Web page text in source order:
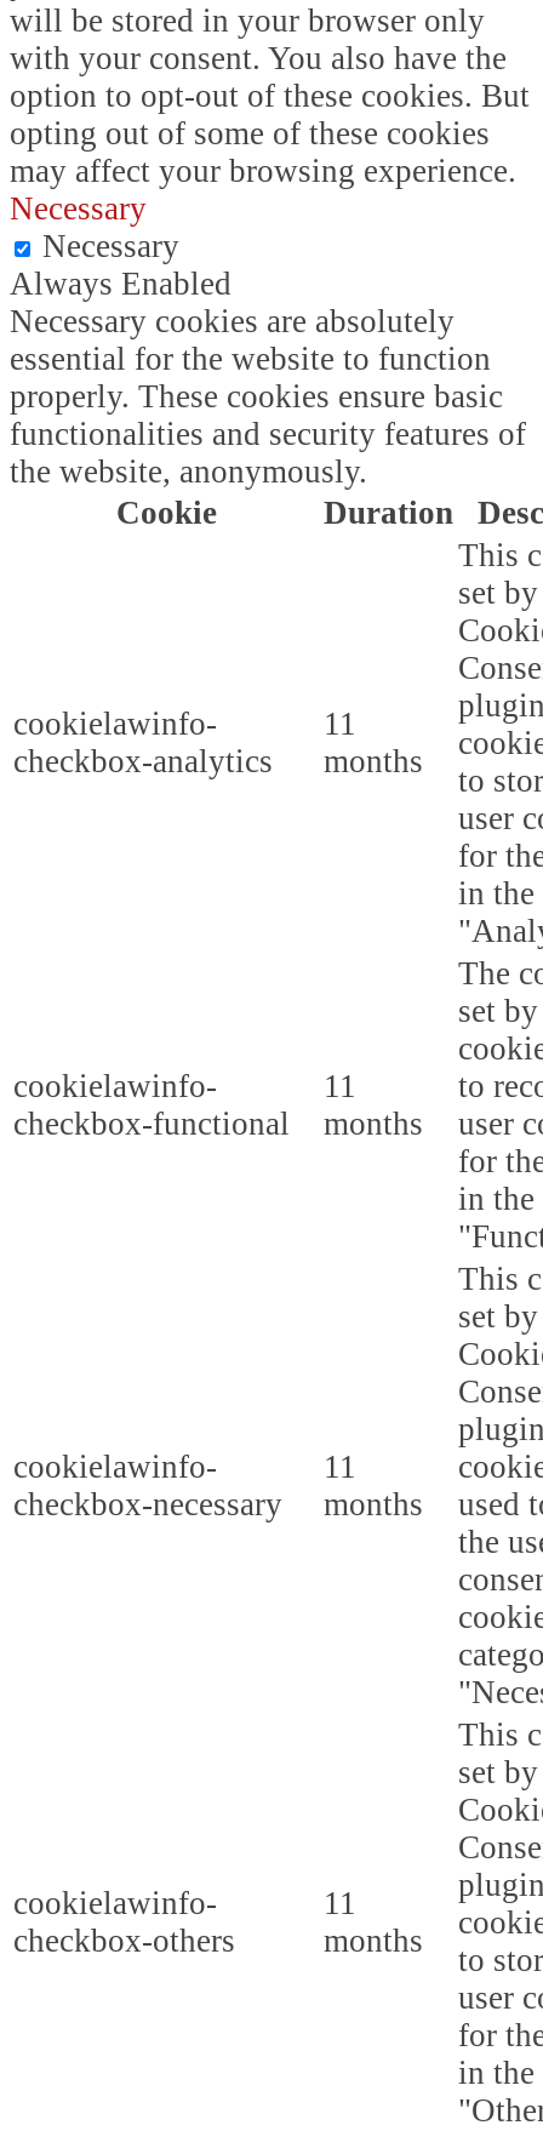
will be stored in your browser only
with your consent. You also have the
option to opt-out of these cookies. But
opting out of some of these cookies
may affect your browsing experience.
Necessary
Necessary
Always Enabled
Necessary cookies are absolutely
essential for the website to function
properly. These cookies ensure basic
functionalities and security features of
the website, anonymously.
Cookie
Duration
cookielawinfo-
checkbox-analytics
11
months
This
set
to
user
for
in the
cookielawinfo-
checkbox-functional
11
months
The
set
to
user
for
in the
cookielawinfo-
checkbox-necessary
11
months
This
set
used
the
cookielawinfo-
checkbox-others
11
months
This
set
to
user
for
in the